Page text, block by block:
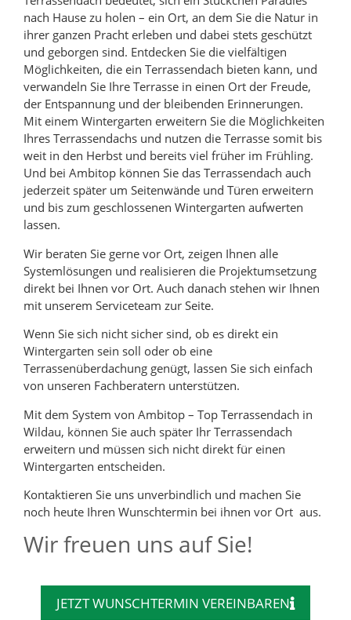
nach Hause zu holen – ein Ort, an dem Sie die Natur in
ihrer ganzen Pracht erleben und dabei stets geschützt
und geborgen sind. Entdecken Sie die vielfältigen
Möglichkeiten, die ein Terrassendach bieten kann, und
verwandeln Sie Ihre Terrasse in einen Ort der Freude,
der Entspannung und der bleibenden Erinnerungen.
Mit einem Wintergarten erweitern Sie die Möglichkeiten
Ihres Terrassendachs und nutzen die Terrasse somit bis
weit in den Herbst und bereits viel früher im Frühling.
Und bei Ambitop können Sie das Terrassendach auch
jederzeit später um Seitenwände und Türen erweitern
und bis zum geschlossenen Wintergarten aufwerten
lassen.
Wir beraten Sie gerne vor Ort, zeigen Ihnen alle
Systemlösungen und realisieren die Projektumsetzung
direkt bei Ihnen vor Ort. Auch danach stehen wir Ihnen
mit unserem Serviceteam zur Seite.
Wenn Sie sich nicht sicher sind, ob es direkt ein
Wintergarten sein soll oder ob eine
Terrassenüberdachung genügt, lassen Sie sich einfach
von unseren Fachberatern unterstützen.
Mit dem System von Ambitop – Top Terrassendach in
Wildau, können Sie auch später Ihr Terrassendach
erweitern und müssen sich nicht direkt für einen
Wintergarten entscheiden.
Kontaktieren Sie uns unverbindlich und machen Sie
noch heute Ihren Wunschtermin bei ihnen vor Ort aus.
Wir freuen uns auf Sie!
JETZT WUNSCHTERMIN VEREINBAREN